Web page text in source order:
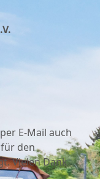
E-Mail auch
den
Vielen Dank